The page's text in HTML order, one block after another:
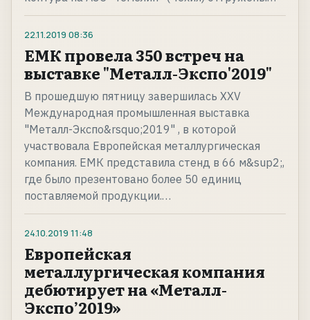
22.11.2019 08:36
ЕМК провела 350 встреч на
выставке "Металл-Экспо'2019"
В прошедшую пятницу завершилась XXV
Международная промышленная выставка
"Металл-Экспо&rsquo;2019" , в которой
участвовала Европейская металлургическая
компания. ЕМК представила стенд в 66 м&sup2;,
где было презентовано более 50 единиц
поставляемой продукции.…
24.10.2019 11:48
Европейская
металлургическая компания
дебютирует на «Металл-
Экспо’2019»